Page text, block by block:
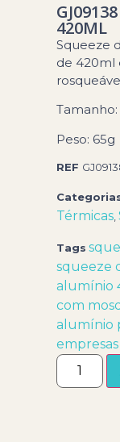
420ML
Squeeze
de 420ml
Tamanho
Peso: 65g
REF
Térmicas,
Tags
squeeze
alumínio
com
alumínio
empresas